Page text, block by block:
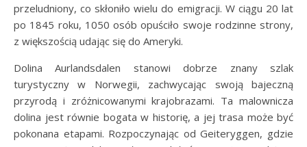
przeludniony, co skłoniło wielu do emigracji. W ciągu 20 lat
po 1845 roku, 1050 osób opuściło swoje rodzinne strony,
z większością udając się do Ameryki.
Dolina Aurlandsdalen stanowi dobrze znany szlak
turystyczny w Norwegii, zachwycając swoją bajeczną
przyrodą i zróżnicowanymi krajobrazami. Ta malownicza
dolina jest równie bogata w historię, a jej trasa może być
pokonana etapami. Rozpoczynając od Geiteryggen, gdzie